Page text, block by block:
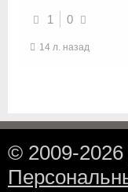
1 0
14 л. назад
© 2009-2026